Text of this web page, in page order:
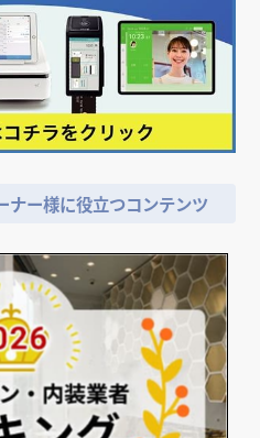
ナー様に役立つコンテンツ